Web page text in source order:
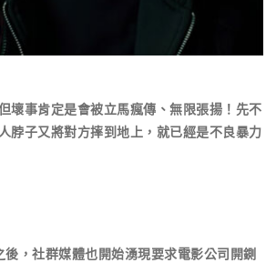
壞事肯定是會被立馬瘋傳、無限張揚！先不
脖子又將對方摔到地上，就已經是不良暴力
，社群媒體也開始湧現要求電影公司開鍘